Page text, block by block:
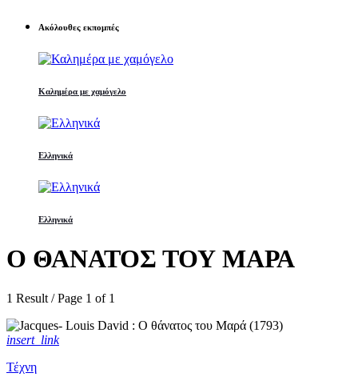
Ακόλουθες εκπομπές
Καλημέρα με χαμόγελο
Ελληνικά
Ελληνικά
Ο ΘΑΝΑΤΟΣ ΤΟΥ ΜΑΡΑ
1 Result / Page 1 of 1
insert_link
Τέχνη